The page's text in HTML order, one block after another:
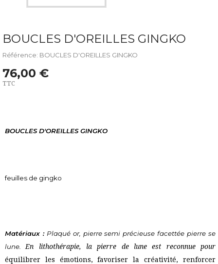
BOUCLES D'OREILLES GINGKO
Référence: BOUCLES D'OREILLES GINGKO
76,00 €
TTC
BOUCLES D'OREILLES GINGKO
feuilles de gingko
Matériaux : Plaqué or, pierre semi précieuse facettée pierre se
lune.
équilibrer les émotions, favoriser la créativité, renforcer